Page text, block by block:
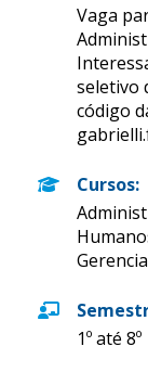
Vaga
seletivo
código
Cursos:
1º até 8º